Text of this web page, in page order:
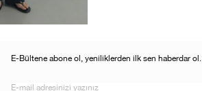
E-Bültene abone ol, yeniliklerden ilk sen haberdar ol.